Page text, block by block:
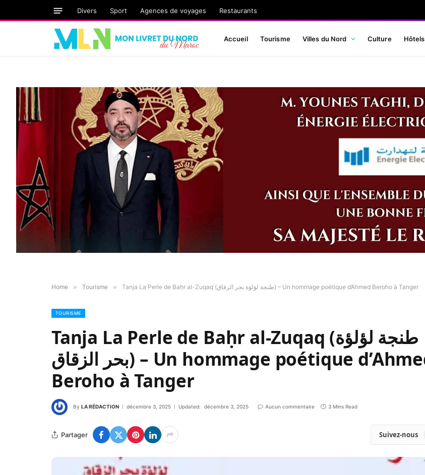
Divers Sport Agences de voyages Restaurants
Accueil Tourisme Villes du Nord Culture Hôtels
Home » Tourisme » Tanja La Perle de Baḥr al-Zuqaq (طنجة لؤلؤة بحر الزقاق) – Un hommage poétique d’Ahmed Beroho à Tanger
TOURISME
Tanja La Perle de Baḥr al-Zuqaq (طنجة لؤلؤة
بحر الزقاق) – Un hommage poétique d’Ahmed
Beroho à Tanger
By LA RÉDACTION décembre 3, 2025 Updated: décembre 3, 2025 Aucun commentaire 3 Mins Read
Partager Suivez-nous